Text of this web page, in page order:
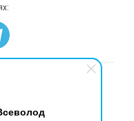
права защищены.